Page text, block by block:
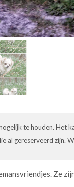
te houden. Het
al gereserveerd zijn.
Ze